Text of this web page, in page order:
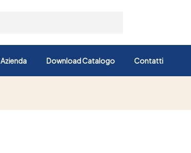
Azienda Download Catalogo Contatti